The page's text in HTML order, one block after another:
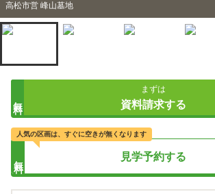
高松市営 峰山墓地
まずは
資料請求する
見学予約する
人気の区画は、すぐに空きが無くなります